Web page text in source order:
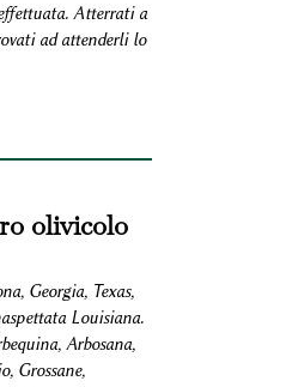
Atterrati a
ad attenderli lo
olivicolo
Georgia, Texas,
Louisiana.
Arbosana,
Grossane,